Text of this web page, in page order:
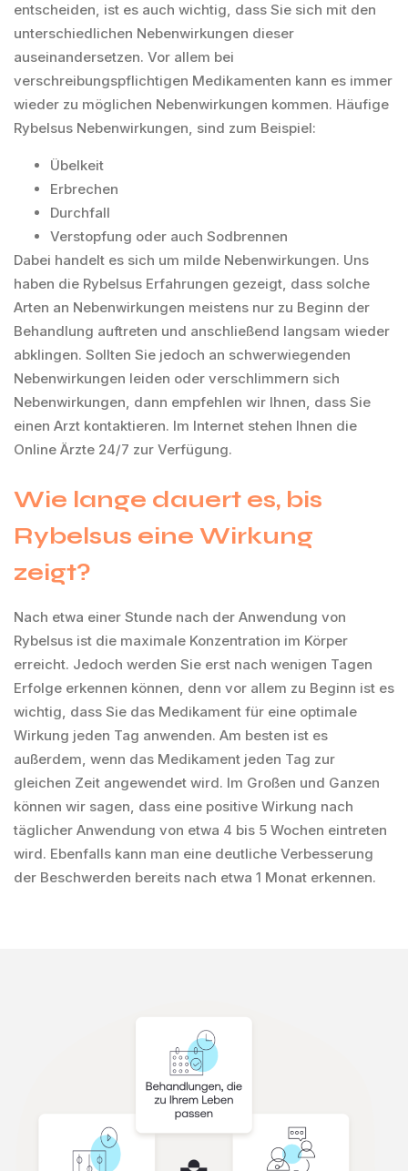
entscheiden, ist es auch wichtig, dass Sie sich mit den
unterschiedlichen Nebenwirkungen dieser
auseinandersetzen. Vor allem bei
verschreibungspflichtigen Medikamenten kann es immer
wieder zu möglichen Nebenwirkungen kommen. Häufige
Rybelsus Nebenwirkungen, sind zum Beispiel:
Übelkeit
Erbrechen
Durchfall
Verstopfung oder auch Sodbrennen
Dabei handelt es sich um milde Nebenwirkungen. Uns
haben die Rybelsus Erfahrungen gezeigt, dass solche
Arten an Nebenwirkungen meistens nur zu Beginn der
Behandlung auftreten und anschließend langsam wieder
abklingen. Sollten Sie jedoch an schwerwiegenden
Nebenwirkungen leiden oder verschlimmern sich
Nebenwirkungen, dann empfehlen wir Ihnen, dass Sie
einen Arzt kontaktieren. Im Internet stehen Ihnen die
Online Ärzte 24/7 zur Verfügung.
Wie lange dauert es, bis
Rybelsus eine Wirkung
zeigt?
Nach etwa einer Stunde nach der Anwendung von
Rybelsus ist die maximale Konzentration im Körper
erreicht. Jedoch werden Sie erst nach wenigen Tagen
Erfolge erkennen können, denn vor allem zu Beginn ist es
wichtig, dass Sie das Medikament für eine optimale
Wirkung jeden Tag anwenden. Am besten ist es
außerdem, wenn das Medikament jeden Tag zur
gleichen Zeit angewendet wird. Im Großen und Ganzen
können wir sagen, dass eine positive Wirkung nach
täglicher Anwendung von etwa 4 bis 5 Wochen eintreten
wird. Ebenfalls kann man eine deutliche Verbesserung
der Beschwerden bereits nach etwa 1 Monat erkennen.